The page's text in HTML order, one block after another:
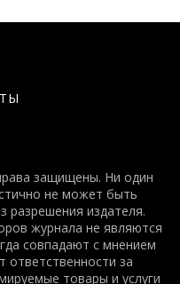
защищены. Ни один
не может быть
разрешения издателя.
журнала не являются
совпадают с мнением
ответственности за
товары и услуги